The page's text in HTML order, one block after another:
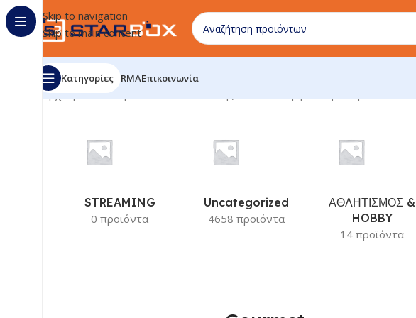
Skip to navigation
Skip to main content
Κατηγορίες RMAΕπικοινωνία
Αρχική σελίδα/
STREAMING
0 προϊόντα
Uncategorized
4658 προϊόντα
ΑΘΛΗΤΙΣΜΟΣ &
HOBBY
14 προϊόντα